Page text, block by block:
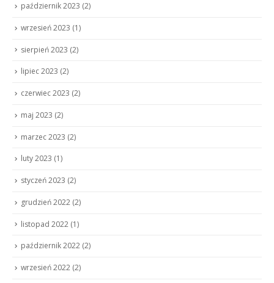
październik 2023 (2)
wrzesień 2023 (1)
sierpień 2023 (2)
lipiec 2023 (2)
czerwiec 2023 (2)
maj 2023 (2)
marzec 2023 (2)
luty 2023 (1)
styczeń 2023 (2)
grudzień 2022 (2)
listopad 2022 (1)
październik 2022 (2)
wrzesień 2022 (2)